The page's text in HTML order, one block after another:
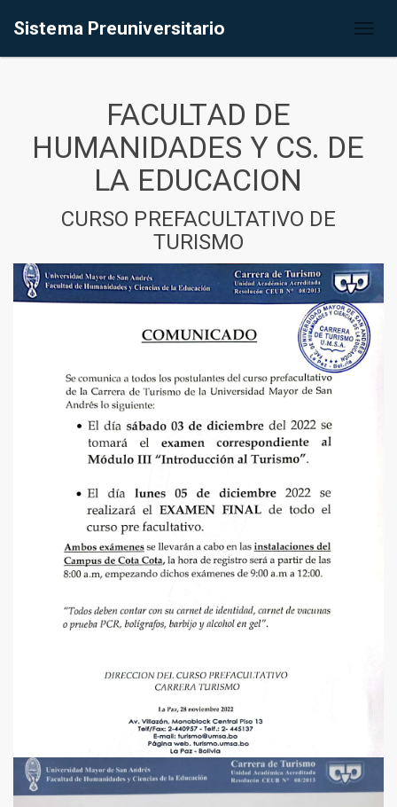
Sistema Preuniversitario
FACULTAD DE
HUMANIDADES Y CS. DE
LA EDUCACION
CURSO PREFACULTATIVO DE
TURISMO